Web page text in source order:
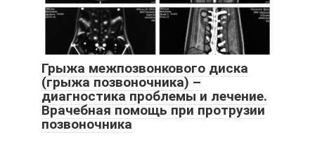
Грыжа межпозвонкового диска
(грыжа позвоночника) –
диагностика проблемы и лечение.
Врачебная помощь при протрузии
позвоночника